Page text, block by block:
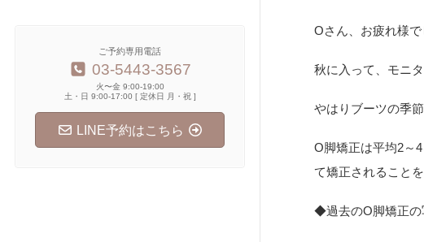
ご予約専用電話
03-5443-3567
火〜金 9:00-19:00
土・日 9:00-17:00 [ 定休日 月・祝 ]
LINE予約はこちら
Oさん、お疲れ様で
秋に入って、モニ
やはりブーツの季
O脚矯正は平均2～
て矯正されること
◆過去のO脚矯正の